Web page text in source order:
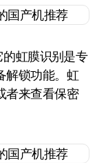
虹膜识别是专
解锁功能。虹
者来查看保密